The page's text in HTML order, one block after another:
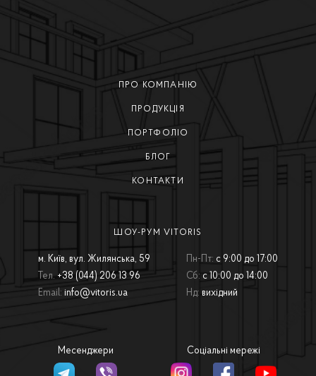
ПРО КОМПАНІЮ
ПРОДУКЦІЯ
ПОРТФОЛІО
БЛОГ
КОНТАКТИ
ШОУ-РУМ VITORIS
м. Київ, вул. Жилянська, 59
Тел. +38 (044) 206 13 96
Email: info@vitoris.ua
Пн-Пт: с 9:00 до 17:00
Сб: с 10:00 до 14:00
Нд: вихідний
Месенджери Соціальні мережі